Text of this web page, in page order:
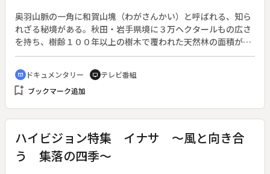
奥羽山脈の一角に和賀山塊（わがさんかい）と呼ばれる、知ら
れざる秘境がある。秋田・岩手県境に３万ヘクタールもの広さ
を持ち、樹齢１００年以上の樹木で覆われた天然林の面積が、
確認されているだけで１万６千ヘクタールも占めている「巨樹
の聖域」だ。谷は深く険しく、山は道もなく幾重にも連なる。
あまりの奥深さのため、これまでマタギたちのほかは、ほとん
ど誰も足を踏み入れるものはいなかった。◆その和賀山塊で近
きた。「日本一のブナ」をはじめ、クリやミズナラ、クロベ、
シナノキなど、どれも日本で１、２の大きさを争うものばかり
だ。過酷な自然の中で、他の樹々たちとの絶え間ない生存競争
を繰り広げた結果、全身こぶだらけの異様な姿になった巨樹、
cinematic_blur ドキュメンタリー tv テレビ番組
bookmark_add ブックマーク追加
ハイビジョン特集 イナサ ～風と向き合
う 集落の四季～